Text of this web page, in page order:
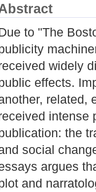
to "The
widely
effects.
related,
intense
the
social
argues
and